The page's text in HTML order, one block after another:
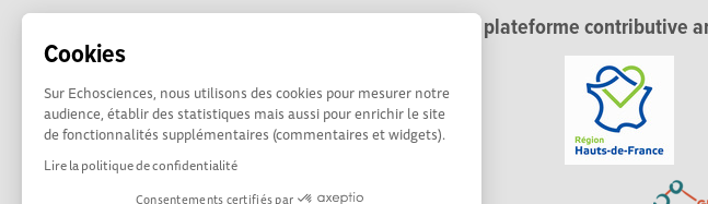
Cookies
Sur Echosciences, nous utilisons des cookies pour mesurer notre
audience, établir des statistiques mais aussi pour enrichir le site
de fonctionnalités supplémentaires (commentaires et widgets).
Lire la politique de confidentialité
Consentements certifiés par
Echosciences Hauts-de-France est une plateforme